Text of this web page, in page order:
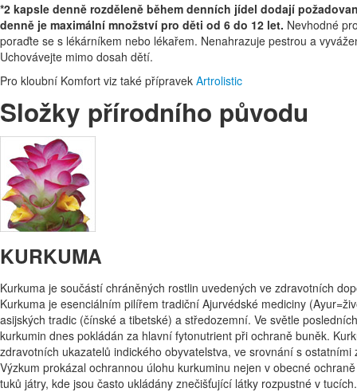
*2 kapsle denně rozděleně během denních jídel dodají
denně je maximální množství pro děti od 6 do 12 let. Nevhodné
poraďte se s lékárníkem nebo lékařem. Nenahrazuje pestrou a
Uchovávejte mimo dosah dětí.
Pro kloubní Komfort viz také přípravek Artrolistic
Složky přírodního původu
KURKUMA
Kurkuma je součástí chráněných rostlin uvedených ve zdravotních
Kurkuma je esenciálním pilířem tradiční Ajurvédské mediciny
asijských tradic (čínské a tibetské) a středozemní. Ve světle
kurkumin dnes pokládán za hlavní fytonutrient při ochraně buněk.
zdravotních ukazatelů indického obyvatelstva, ve srovnání s
Výzkum prokázal ochrannou úlohu kurkuminu nejen v obecné
tuků játry, kde jsou často ukládány znečišťující látky rozpustné v tucích.